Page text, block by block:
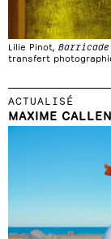
Lilie Pinot, Barricade
transfert
ACTUALISÉ
MAXIME CALLEN